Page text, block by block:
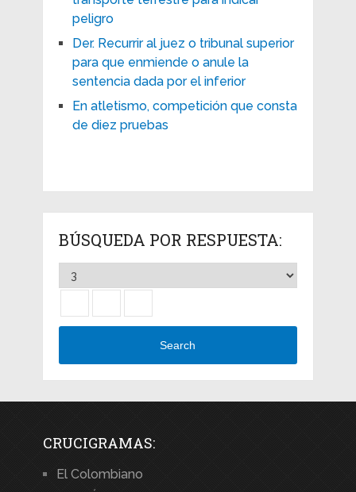
peligro
Der. Recurrir al juez o tribunal superior
para que enmiende o anule la
sentencia dada por el inferior
En atletismo, competición que consta
de diez pruebas
BÚSQUEDA POR RESPUESTA:
Search
CRUCIGRAMAS:
El Colombiano